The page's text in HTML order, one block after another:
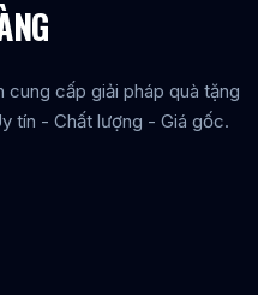
cấp giải pháp quà tặng
tín - Chất lượng - Giá gốc.